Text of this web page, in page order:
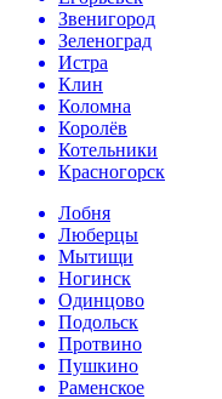
Звенигород
Зеленоград
Истра
Клин
Коломна
Королёв
Котельники
Красногорск
Лобня
Люберцы
Мытищи
Ногинск
Одинцово
Подольск
Протвино
Пушкино
Раменское